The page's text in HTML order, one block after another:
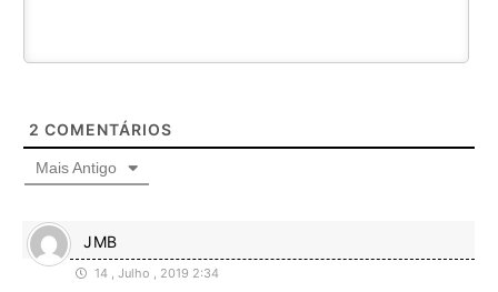
2 COMENTÁRIOS
Mais Antigo
JMB
14 , Julho , 2019 2:34